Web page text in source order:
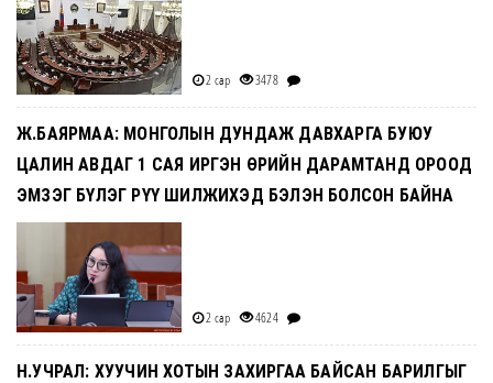
2 сар 3478
Ж.БАЯРМАА: МОНГОЛЫН ДУНДАЖ ДАВХАРГА БУЮУ
ЦАЛИН АВДАГ 1 САЯ ИРГЭН ӨРИЙН ДАРАМТАНД ОРООД
ЭМЗЭГ БҮЛЭГ РҮҮ ШИЛЖИХЭД БЭЛЭН БОЛСОН БАЙНА
2 сар 4624
Н.УЧРАЛ: ХУУЧИН ХОТЫН ЗАХИРГАА БАЙСАН БАРИЛГЫГ